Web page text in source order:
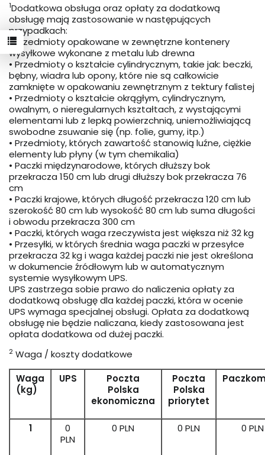
1Dodatkowa obsługa oraz opłaty za dodatkową
obsługę mają zastosowanie w następujących
przypadkach:
• Przedmioty opakowane w zewnętrzne kontenery
wysyłkowe wykonane z metalu lub drewna
• Przedmioty o kształcie cylindrycznym, takie jak: beczki,
bębny, wiadra lub opony, które nie są całkowicie
zamknięte w opakowaniu zewnętrznym z tektury falistej
• Przedmioty o kształcie okrągłym, cylindrycznym,
owalnym, o nieregularnych kształtach, z wystającymi
elementami lub z lepką powierzchnią, uniemożliwiającą
swobodne zsuwanie się (np. folie, gumy, itp.)
• Przedmioty, których zawartość stanowią luźne, ciężkie
elementy lub płyny (w tym chemikalia)
• Paczki międzynarodowe, których dłuższy bok
przekracza 150 cm lub drugi dłuższy bok przekracza 76
cm
• Paczki krajowe, których długość przekracza 120 cm lub
szerokość 80 cm lub wysokość 80 cm lub suma długości
i obwodu przekracza 300 cm
• Paczki, których waga rzeczywista jest większa niż 32 kg
• Przesyłki, w których średnia waga paczki w przesyłce
przekracza 32 kg i waga każdej paczki nie jest określona
w dokumencie źródłowym lub w automatycznym
systemie wysyłkowym UPS.
UPS zastrzega sobie prawo do naliczenia opłaty za
dodatkową obsługę dla każdej paczki, która w ocenie
UPS wymaga specjalnej obsługi. Opłata za dodatkową
obsługę nie będzie naliczana, kiedy zastosowana jest
opłata dodatkowa od dużej paczki.
2 Waga / koszty dodatkowe
Waga
(kg)
UPS
Poczta
Polska
ekonomiczna
Poczta
Polska
priorytet
1
0
PLN
0 PLN 0 PLN 0 PLN